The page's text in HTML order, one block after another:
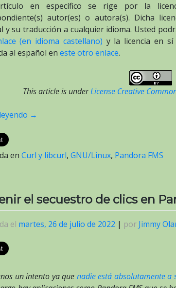
en específico se rige por la
autor(es) o autora(s). Dicha
y su traducción a cualquier idioma. Usted
(en idioma castellano) y la licencia en
al español en este otro enlace.
This article is underLicense Creative
→
en Curl y libcurl, GNU/Linux, Pandora FMS
el secuestro de clics en
el martes, 26 de julio de 2022 | por Jimmy
un intento ya que nadie está absolutamente a